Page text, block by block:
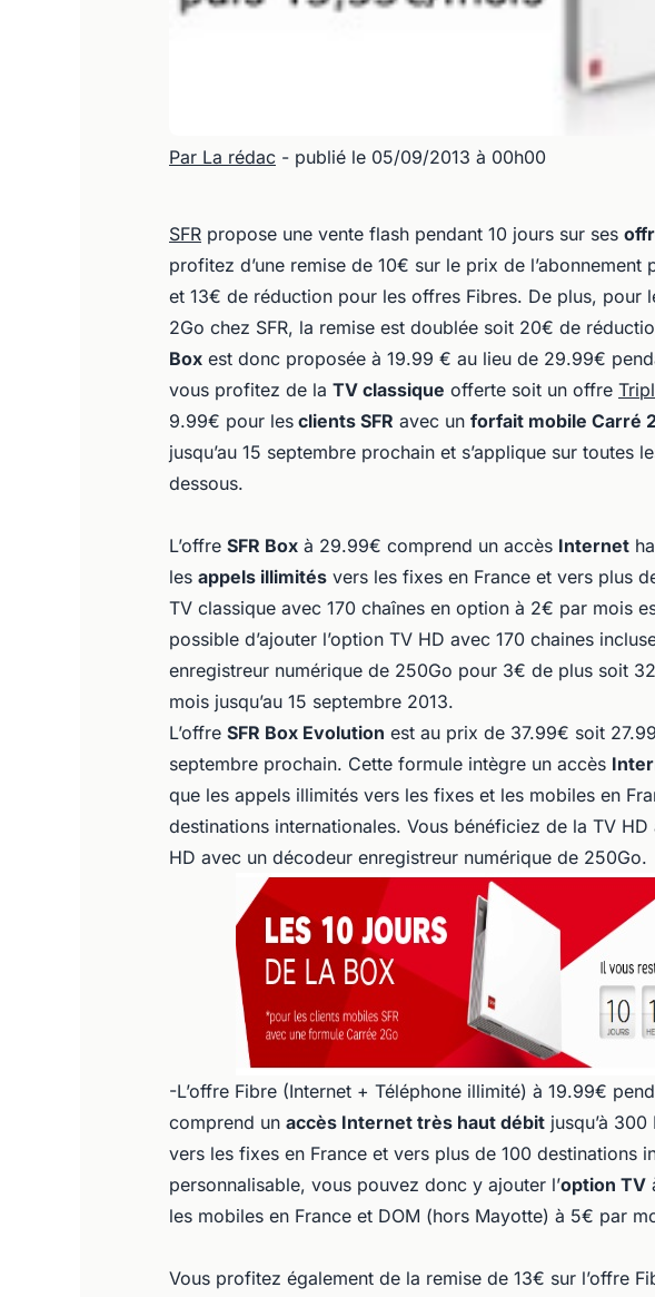
Par La rédac - publié le 05/09/2013 à 00h00
SFR propose une vente flash pendant 10 jours sur ses
profitez d’une remise de 10€ sur le prix de l’abonnement
et 13€ de réduction pour les offres Fibres. De plus, pour
2Go chez SFR, la remise est doublée soit 20€ de
Box est donc proposée à 19.99 € au lieu de 29.99€
vous profitez de la TV classique offerte soit un offre
9.99€ pour les clients SFR avec un forfait mobile Carré
jusqu’au 15 septembre prochain et s’applique sur toutes
dessous.
L’offre SFR Box à 29.99€ comprend un accès Internet
les appels illimités vers les fixes en France et vers plus
TV classique avec 170 chaînes en option à 2€ par mois
possible d’ajouter l’option TV HD avec 170 chaines
enregistreur numérique de 250Go pour 3€ de plus soit
mois jusqu’au 15 septembre 2013.
L’offre SFR Box Evolution est au prix de 37.99€ soit
septembre prochain. Cette formule intègre un accès
que les appels illimités vers les fixes et les mobiles en
destinations internationales. Vous bénéficiez de la TV
HD avec un décodeur enregistreur numérique de 250Go.
-L’offre Fibre (Internet + Téléphone illimité) à 19.99€
comprend un accès Internet très haut débit jusqu’à
vers les fixes en France et vers plus de 100 destinations
personnalisable, vous pouvez donc y ajouter l’option TV
les mobiles en France et DOM (hors Mayotte) à 5€ par
Vous profitez également de la remise de 13€ sur l’offre